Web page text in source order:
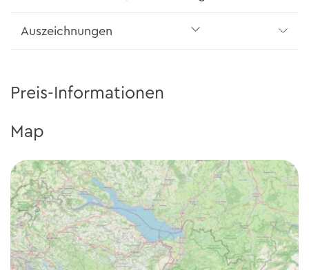
Auszeichnungen
Preis-Informationen
Map